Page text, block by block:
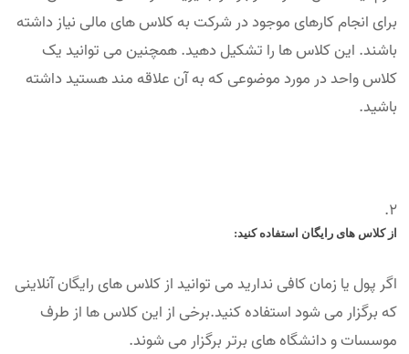
برای انجام کارهای موجود در شرکت به کلاس های مالی نیاز داشته
باشند. این کلاس ها را تشکیل دهید. همچنین می توانید یک
کلاس واحد در مورد موضوعی که به آن علاقه مند هستید داشته
باشید.
از کلاس های رایگان استفاده کنید:
اگر پول یا زمان کافی ندارید می توانید از کلاس های رایگان آنلاینی
که برگزار می شود استفاده کنید.برخی از این کلاس ها از طرف
موسسات و دانشگاه های برتر برگزار می شوند.